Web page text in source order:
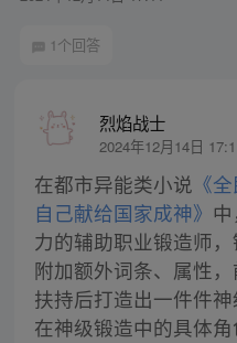
1个回答
烈焰战士
2024年12月14日
在都市异能类小说 《
自己献给国家成神》
力的辅助职业锻造师
附加额外词条、属性
扶持后打造出一件件
在神级锻造中的具体角